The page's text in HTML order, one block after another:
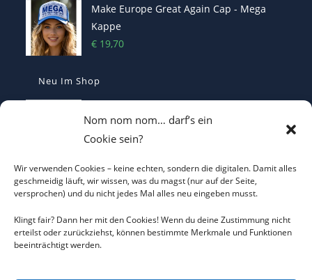
Nom nom nom… darf’s ein
Cookie sein?
Wir verwenden Cookies – keine echten, sondern die digitalen. Damit alles
geschmeidig läuft, wir wissen, was du magst (nur auf der Seite,
versprochen) und du nicht jedes Mal alles neu eingeben musst.
Klingt fair? Dann her mit den Cookies! Wenn du deine Zustimmung nicht
erteilst oder zurückziehst, können bestimmte Merkmale und Funktionen
beeinträchtigt werden.
Make Europe Great Again Cap - Mega
Kappe
€ 19,70
Neu Im Shop
Bestickte Statement-Kappe
€29,90
Make Belgium Great Again Pet - Bestickte
Cap
Make Greece Great Again καπέλο -